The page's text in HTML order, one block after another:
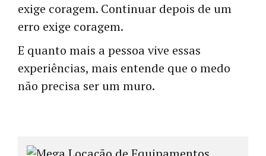
exige coragem. Continuar depois de um
erro exige coragem.
E quanto mais a pessoa vive essas
experiências, mais entende que o medo
não precisa ser um muro.